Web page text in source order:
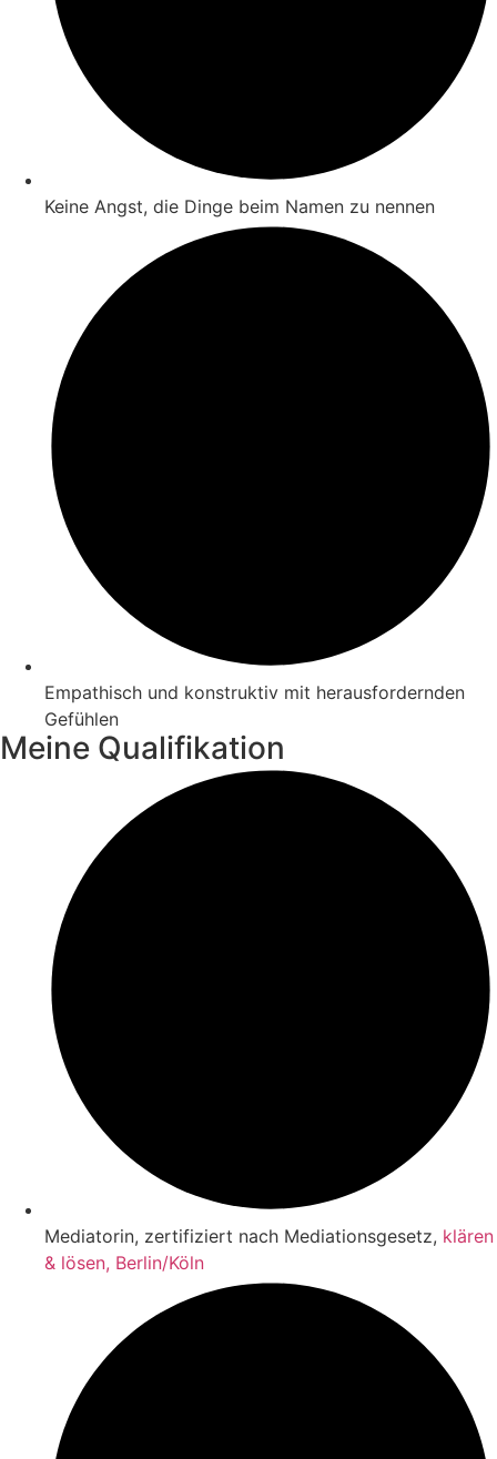
Keine Angst, die Dinge beim Namen zu nennen
Empathisch und konstruktiv mit herausfordernden
Gefühlen
Meine Qualifikation
Mediatorin, zertifiziert nach Mediationsgesetz, klären
& lösen, Berlin/Köln